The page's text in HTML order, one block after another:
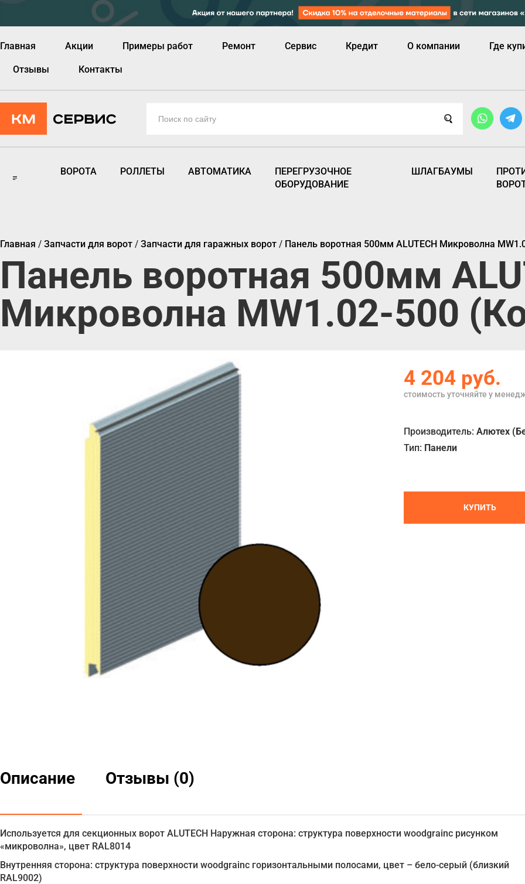
Главная Акции Примеры работ Ремонт Сервис Кредит О компании Где
Отзывы Контакты
ВОРОТА РОЛЛЕТЫ АВТОМАТИКА
ПЕРЕГРУЗОЧНОЕ
ОБОРУДОВАНИЕ
ШЛАГБАУМЫ
Главная / Запчасти для ворот / Запчасти для гаражных ворот / Панель воротная 500мм ALUTECH Микроволна
Панель воротная 500мм
Микроволна MW1.02-500
4 204 руб.
стоимость уточняйте у
Производитель:Алютех
Тип: Панели
КУПИТЬ
Описание Отзывы (0)
Используется для секционных ворот ALUTECH Наружная сторона: структура поверхности woodgrainс рисунком
«микроволна», цвет RAL8014
Внутренняя сторона: структура поверхности woodgrainс горизонтальными полосами, цвет – бело-серый (близкий
RAL9002)